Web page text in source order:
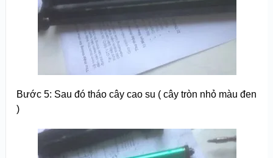
Bước 5: Sau đó tháo cây cao su ( cây tròn nhỏ màu đen
)